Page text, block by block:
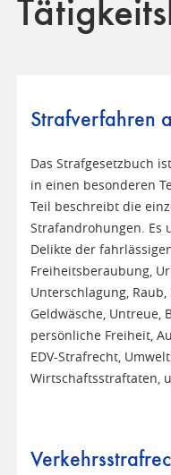
Strafverfahren
Das Strafgesetzbuch
in einen besonderen
Teil beschreibt die
Strafandrohungen. Es
Delikte der
Freiheitsberaubung,
Unterschlagung,
Geldwäsche, Untreue,
persönliche Freiheit,
EDV-Strafrecht,
Wirtschaftsstraftaten,